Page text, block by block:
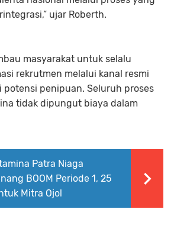
ujar Roberth.
masyarakat untuk selalu
rekrutmen melalui kanal resmi
penipuan. Seluruh proses
tidak dipungut biaya dalam
Patra Niaga
BOOM Periode 1, 25
Mitra Ojol